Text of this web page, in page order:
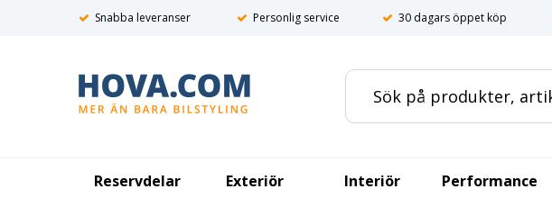
Snabba leveranser Personlig service 30 dagars öppet köp
Reservdelar Exteriör Interiör Performance